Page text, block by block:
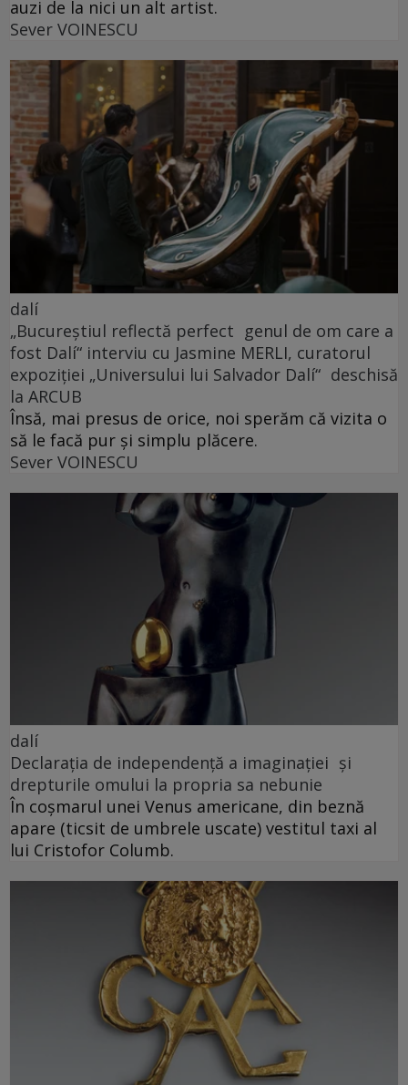
auzi de la nici un alt artist.
Sever VOINESCU
dalí
„Bucureștiul reflectă perfect genul de om care a
fost Dalí“ interviu cu Jasmine MERLI, curatorul
expoziției „Universului lui Salvador Dalí“ deschisă
la ARCUB
Însă, mai presus de orice, noi sperăm că vizita o
să le facă pur și simplu plăcere.
Sever VOINESCU
dalí
Declarația de independență a imaginației și
drepturile omului la propria sa nebunie
În coșmarul unei Venus americane, din beznă
apare (ticsit de umbrele uscate) vestitul taxi al
lui Cristofor Columb.